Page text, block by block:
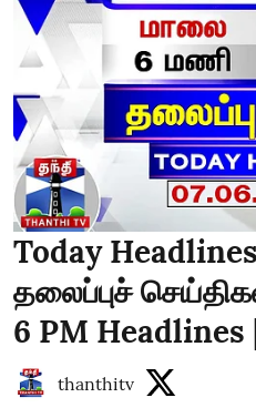
Today
தலைப்புச்
6 PM
thanthitv